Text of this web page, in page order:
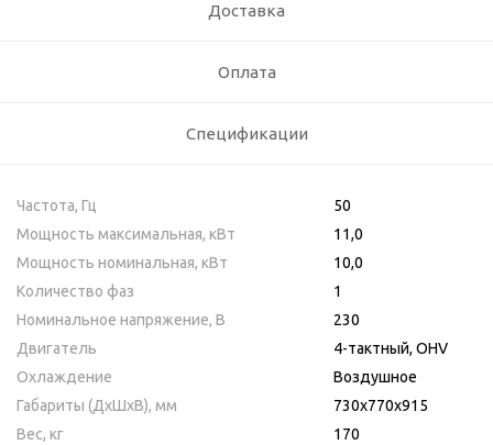
Доставка
Оплата
Спецификации
Частота, Гц
50
Мощность максимальная, кВт
11,0
Мощность номинальная, кВт
10,0
Количество фаз
1
Номинальное напряжение, В
230
Двигатель
4-тактный, OHV
Охлаждение
Воздушное
Габариты (ДхШхВ), мм
730х770х915
Вес, кг
170